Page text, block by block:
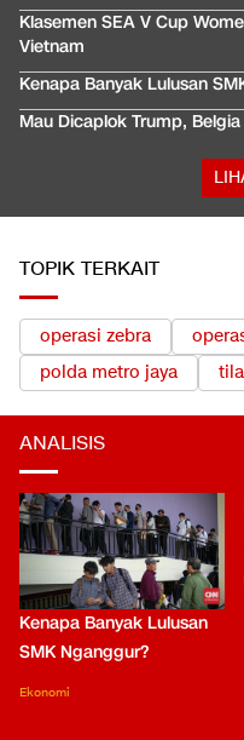
Klasemen SEA V Cup
Vietnam
Kenapa Banyak Lulusan
Mau Dicaplok Trump,
TOPIK TERKAIT
operasi zebra
polda metro jaya
ANALISIS
Kenapa Banyak Lulusan
SMK Nganggur?
Ekonomi